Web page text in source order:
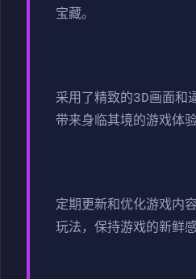
宝藏。
采用了精致的3D画面和
带来身临其境的游戏体验
定期更新和优化游戏内
玩法，保持游戏的新鲜